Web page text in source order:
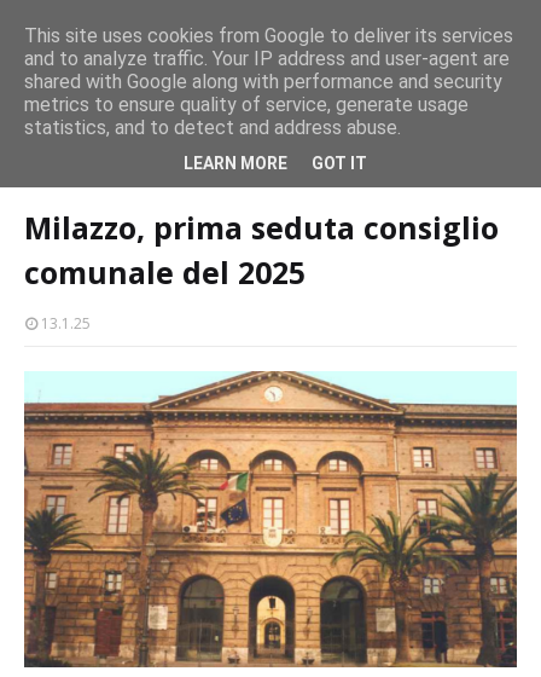
Milazzo 28ª Sagra del Pesce a Vaccarella: il programma
EVENTI
Milazzo, prima seduta consiglio comunale del
Milazzo, prima seduta consiglio
comunale del 2025
13.1.25
This site uses cookies from Google to deliver its services
and to analyze traffic. Your IP address and user-agent are
shared with Google along with performance and security
metrics to ensure quality of service, generate usage
statistics, and to detect and address abuse.
LEARN MORE GOT IT